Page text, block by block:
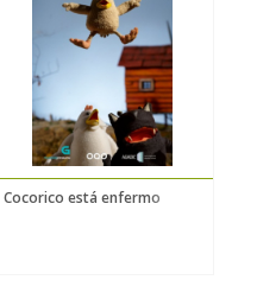
Cocorico está enfermo